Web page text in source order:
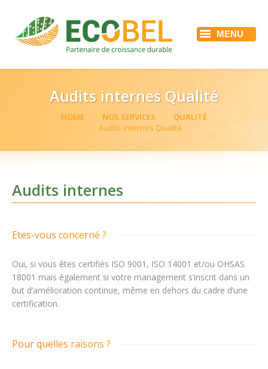
MENU
ACCUEIL
RÉFÉRENCES
ACTUALITÉS
EMPLOI
CONTACT
Audits internes Qualité
You are here:HOME NOS SERVICES
QUALITÉ
Audits internes Qualité
Audits internes
Etes-vous concerné ?
Oui, si vous êtes certifiés ISO 9001, ISO 14001 et/ou OHSAS
18001 mais également si votre management s’inscrit dans un
but d’amélioration continue, même en dehors du cadre d’une
certification.
Pour quelles raisons ?